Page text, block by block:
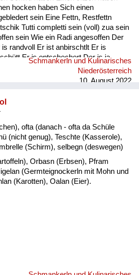
hocken haben Sich einen
sein Eine Fettn, Restfettn
Tutti completti sein (voll) zua sein
sein Wie ein Radi angesoffen Der
randvoll Er ist anbirschtlt Er is
Er is ontschechert Der is ja
steif (steifer Blick) Fett wie ein
Angefüllt sein abgefüllt sein
Schmankerln und Kulinarisches
Niederösterreich
10. August 2022
ofta (danach - ofta da Schüle
(nicht genug), Teschte (Kasserole),
(Schirm), selbegn (deswegen)
Orbasn (Erbsen), Pfram
(Germteignockerln mit Mohn und
(Karotten), Oalan (Eier).